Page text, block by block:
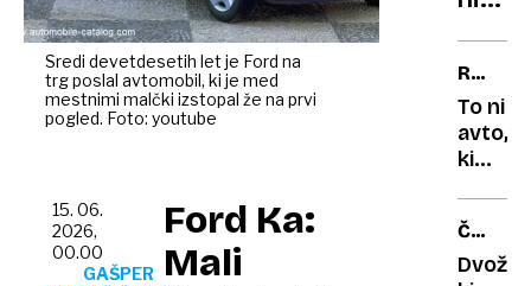
Sredi devetdesetih let je Ford na
trg poslal avtomobil, ki je med
mestnimi malčki izstopal že na prvi
pogled. Foto: youtube
Ford Ka:
Mali
15. 06.
2026,
00.00
GAŠPER
ki
so
CLIO
To ni
avto,
ki
vozila
dedek
ČUDNI